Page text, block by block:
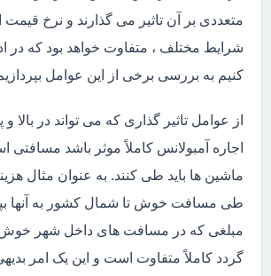
متعددی بر آن تاثیر می گذارند و نرخ قیمت
شرایط مختلف ، متفاوت خواهد بود که در
کنیم به بررسی برخی از این عوامل
از عوامل تاثیر گذاری که می تواند در بالا و
اجاره آمبولانس کاملاً موثر باشد مسافتی
ماشین ها باید طی کنند. به عنوان مثال
طی مسافت خوش تا شمال کشور به آنها
مبلغی که در مسافت های داخل شهر
گردد کاملاً متفاوت است و این یک امر